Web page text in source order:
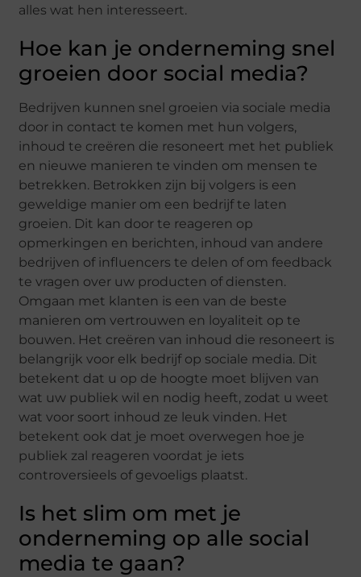
alles wat hen interesseert.
Hoe kan je onderneming snel
groeien door social media?
Bedrijven kunnen snel groeien via sociale media
door in contact te komen met hun volgers,
inhoud te creëren die resoneert met het publiek
en nieuwe manieren te vinden om mensen te
betrekken. Betrokken zijn bij volgers is een
geweldige manier om een bedrijf te laten
groeien. Dit kan door te reageren op
opmerkingen en berichten, inhoud van andere
bedrijven of influencers te delen of om feedback
te vragen over uw producten of diensten.
Omgaan met klanten is een van de beste
manieren om vertrouwen en loyaliteit op te
bouwen. Het creëren van inhoud die resoneert is
belangrijk voor elk bedrijf op sociale media. Dit
betekent dat u op de hoogte moet blijven van
wat uw publiek wil en nodig heeft, zodat u weet
wat voor soort inhoud ze leuk vinden. Het
betekent ook dat je moet overwegen hoe je
publiek zal reageren voordat je iets
controversieels of gevoeligs plaatst.
Is het slim om met je
onderneming op alle social
media te gaan?